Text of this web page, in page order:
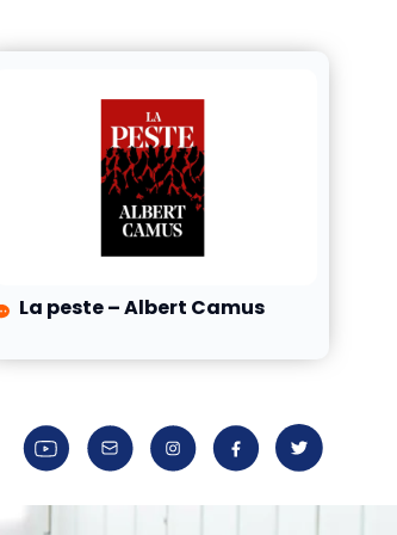
La peste – Albert Camus